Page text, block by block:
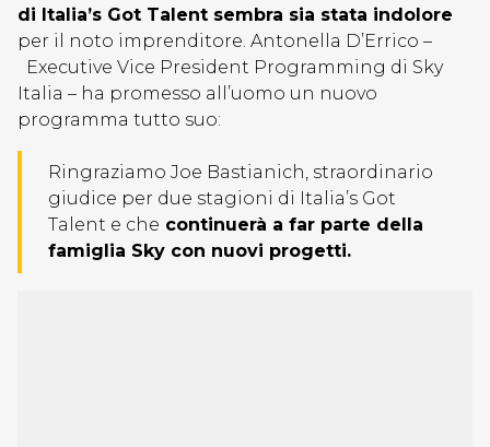
di Italia’s Got Talent sembra sia stata indolore
per il noto imprenditore. Antonella D’Errico –
Executive Vice President Programming di Sky
Italia – ha promesso all’uomo un nuovo
programma tutto suo:
Ringraziamo Joe Bastianich, straordinario
giudice per due stagioni di Italia’s Got
Talent e che continuerà a far parte della
famiglia Sky con nuovi progetti.